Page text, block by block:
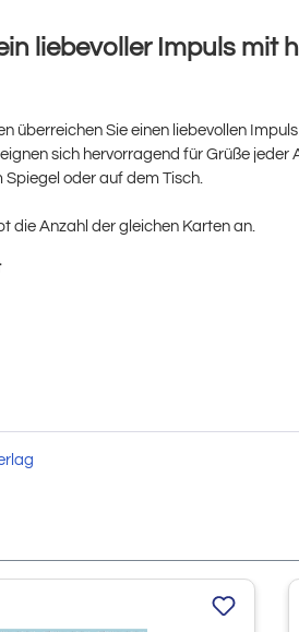
liebevoller Impuls mit
überreichen Sie einen liebevollen
sich hervorragend für Grüße jeder
oder auf dem Tisch.
die Anzahl der gleichen Karten an.